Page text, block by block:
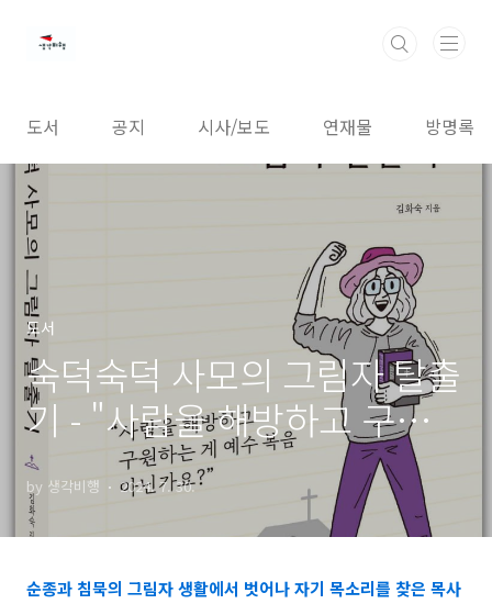
도서 공지 시사/보도 연재물 방명록
도서
숙덕숙덕 사모의 그림자 탈출
기 - "사람을 해방하고 구원하
는 게 예수 복음 아닌가요?"
by 생각비행 2024. 7. 30.
순종과 침묵의 그림자 생활에서 벗어나자기 목소리를 찾은 목사